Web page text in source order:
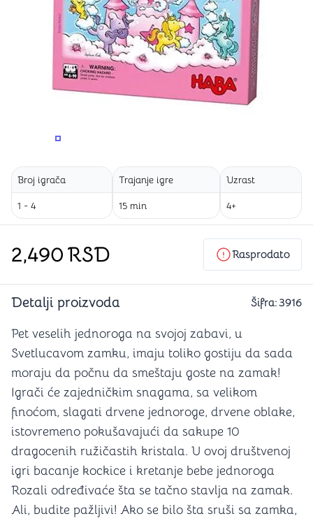
PROMENITE UGAO GLEDANJA
Broj igrača
1 - 4
Trajanje igre
15 min
Uzrast
4+
2,490RSD Rasprodato
Detalji proizvoda Šifra:3916
Pet veselih jednoroga na svojoj zabavi, u
Svetlucavom zamku, imaju toliko gostiju da sada
moraju da počnu da smeštaju goste na zamak!
Igrači će zajedničkim snagama, sa velikom
finoćom, slagati drvene jednoroge, drvene oblake,
istovremeno pokušavajući da sakupe 10
dragocenih ružičastih kristala. U ovoj društvenoj
igri bacanje kockice i kretanje bebe jednoroga
Rozali određivaće šta se tačno stavlja na zamak.
Ali, budite pažljivi! Ako se bilo šta sruši sa zamka,